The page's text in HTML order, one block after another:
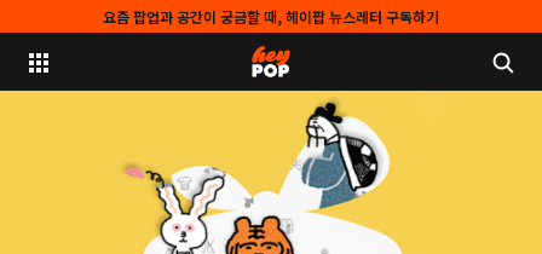
요즘 팝업과 공간이 궁금할 때, 헤이팝 뉴스레터 구독하기